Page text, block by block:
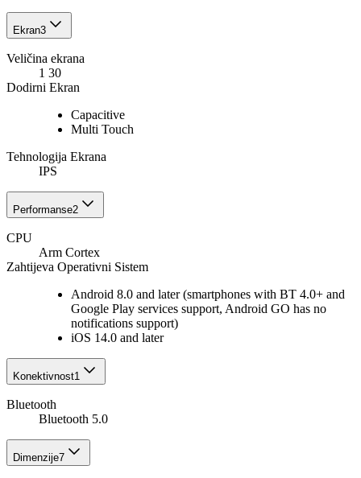
Ekran3
Veličina ekrana
1 30
Dodirni Ekran
Capacitive
Multi Touch
Tehnologija Ekrana
IPS
Performanse2
CPU
Arm Cortex
Zahtijeva Operativni Sistem
Android 8.0 and later (smartphones with BT 4.0+ and
Google Play services support, Android GO has no
notifications support)
iOS 14.0 and later
Konektivnost1
Bluetooth
Bluetooth 5.0
Dimenzije7